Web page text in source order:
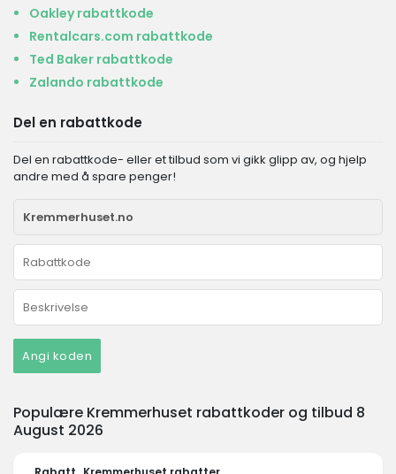
Oakley rabattkode
Rentalcars.com rabattkode
Ted Baker rabattkode
Zalando rabattkode
Del en rabattkode
Del en rabattkode- eller et tilbud som vi gikk glipp av, og hjelp
andre med å spare penger!
Angi koden
Populære Kremmerhuset rabattkoder og tilbud 8
August 2026